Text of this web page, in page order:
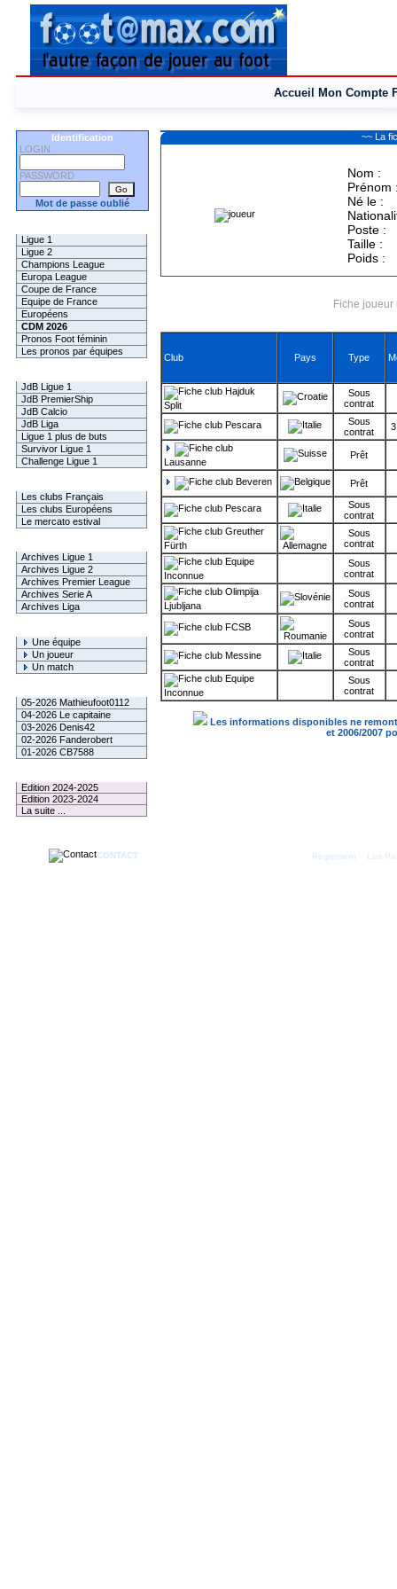
Accueil Mon Compte
Identification
LOGIN
PASSWORD
Mot de passe oublié
Ligue 1
Ligue 2
Champions League
Europa League
Coupe de France
Equipe de France
Européens
CDM 2026
Pronos Foot féminin
Les pronos par équipes
JdB Ligue 1
JdB PremierShip
JdB Calcio
JdB Liga
Ligue 1 plus de buts
Survivor Ligue 1
Challenge Ligue 1
Les clubs Français
Les clubs Européens
Le mercato estival
Archives Ligue 1
Archives Ligue 2
Archives Premier League
Archives Serie A
Archives Liga
Une équipe
Un joueur
Un match
05-2026 Mathieufoot0112
04-2026 Le capitaine
03-2026 Denis42
02-2026 Fanderobert
01-2026 CB7588
Edition 2024-2025
Edition 2023-2024
La suite ...
~~ La
Nom :
Prénom
Né le :
Poste :
Taille :
Poids :
Fiche
Club Pays Type
Hajduk
Split
Sous
contrat
Pescara
Sous
contrat
Lausanne
Prêt
Beveren Prêt
Pescara
Sous
contrat
Greuther
Fürth
Sous
contrat
Equipe
Inconnue
Sous
contrat
Olimpija
Ljubljana
Sous
contrat
FCSB
Sous
contrat
Messine
Sous
contrat
Equipe
Inconnue
Sous
contrat
Les informations disponibles ne
et 2006/2007
CONTACT Règlement Les